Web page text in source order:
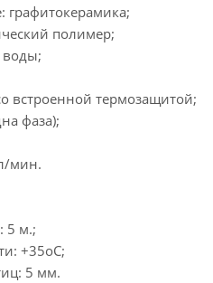
графитокерамика;
полимер;
воды;
встроенной термозащитой;
фаза);
мин.
5 м.;
+35оС;
5 мм.